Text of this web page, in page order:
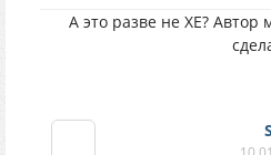
А это разве не ХЕ? Автор